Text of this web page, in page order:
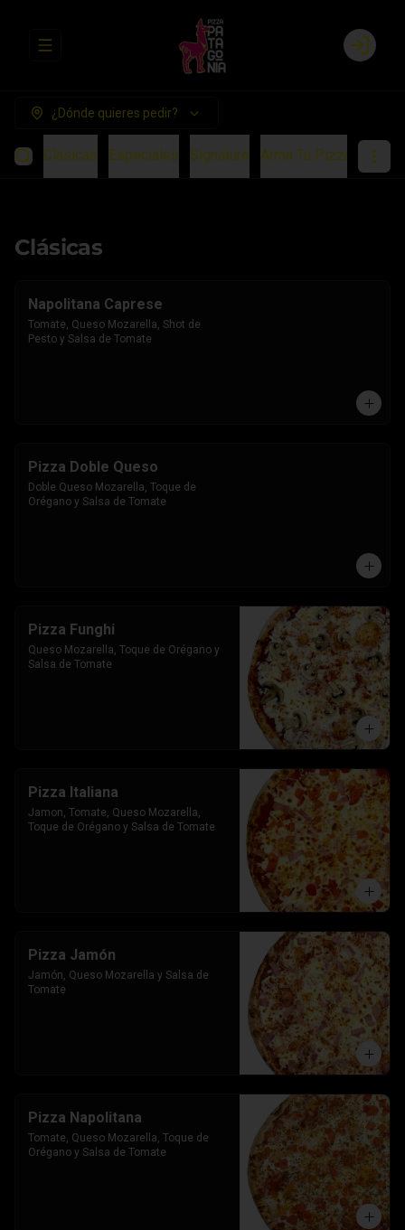
Abrir menu de navegación Login
¿Dónde quieres pedir?
Clásicas Especiales Signature Arma Tu Pizza
Clásicas
Napolitana Caprese
Tomate, Queso Mozarella, Shot de
Pesto y Salsa de Tomate
Pizza Doble Queso
Doble Queso Mozarella, Toque de
Orégano y Salsa de Tomate
Pizza Funghi
Queso Mozarella, Toque de Orégano y
Salsa de Tomate
Pizza Italiana
Jamon, Tomate, Queso Mozarella,
Toque de Orégano y Salsa de Tomate
Pizza Jamón
Jamón, Queso Mozarella y Salsa de
Tomate
Pizza Napolitana
Tomate, Queso Mozarella, Toque de
Orégano y Salsa de Tomate